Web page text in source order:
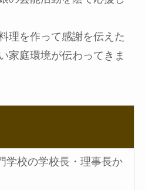
理を作って感謝を伝えた
家庭環境が伝わってきま
学校の学校長・理事長か